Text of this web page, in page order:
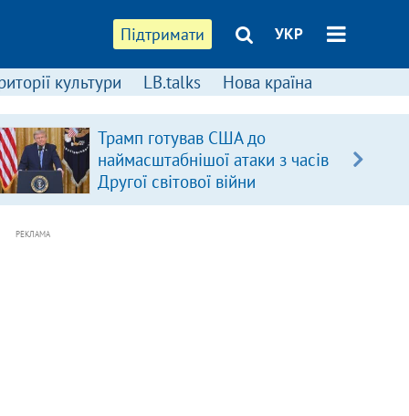
Підтримати УКР
культури LB.talks Нова країна
Трамп готував США до
наймасштабнішої атаки з часів
Другої світової війни
РЕКЛАМА